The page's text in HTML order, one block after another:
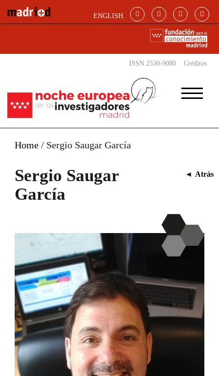
ENGLISH
ISSN 2530-9080 Créditos
Home / Sergio Saugar García
Sergio Saugar
García
◄ Atrás